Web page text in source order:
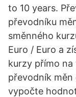
to 10 years.
převodníku
směnného
Euro / Euro a
kurzy přímo na
převodník
vypočte